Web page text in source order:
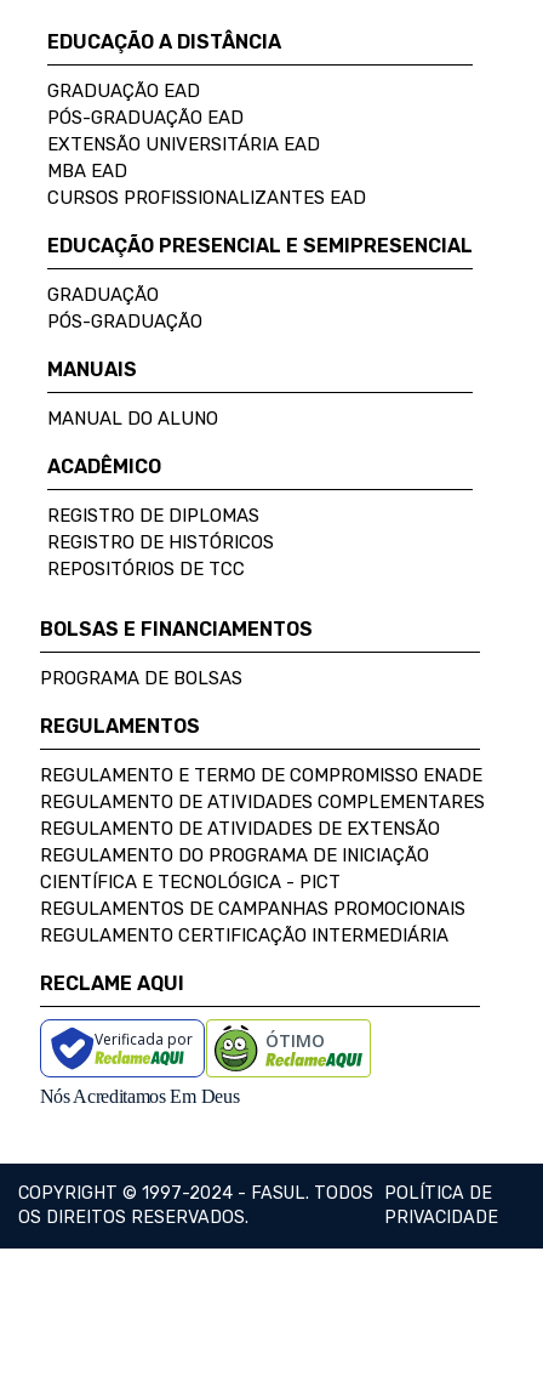
EDUCAÇÃO A DISTÂNCIA
GRADUAÇÃO EAD
PÓS-GRADUAÇÃO EAD
EXTENSÃO UNIVERSITÁRIA EAD
MBA EAD
CURSOS PROFISSIONALIZANTES EAD
EDUCAÇÃO PRESENCIAL E SEMIPRESENCIAL
GRADUAÇÃO
PÓS-GRADUAÇÃO
MANUAIS
MANUAL DO ALUNO
ACADÊMICO
REGISTRO DE DIPLOMAS
REGISTRO DE HISTÓRICOS
REPOSITÓRIOS DE TCC
BOLSAS E FINANCIAMENTOS
PROGRAMA DE BOLSAS
REGULAMENTOS
REGULAMENTO E TERMO DE COMPROMISSO ENADE
REGULAMENTO DE ATIVIDADES COMPLEMENTARES
REGULAMENTO DE ATIVIDADES DE EXTENSÃO
REGULAMENTO DO PROGRAMA DE INICIAÇÃO
CIENTÍFICA E TECNOLÓGICA - PICT
REGULAMENTOS DE CAMPANHAS PROMOCIONAIS
REGULAMENTO CERTIFICAÇÃO INTERMEDIÁRIA
RECLAME AQUI
Verificada por ÓTIMO
Nós Acreditamos Em Deus
COPYRIGHT © 1997-2024 - FASUL. TODOS
OS DIREITOS RESERVADOS.
POLÍTICA DE
PRIVACIDADE